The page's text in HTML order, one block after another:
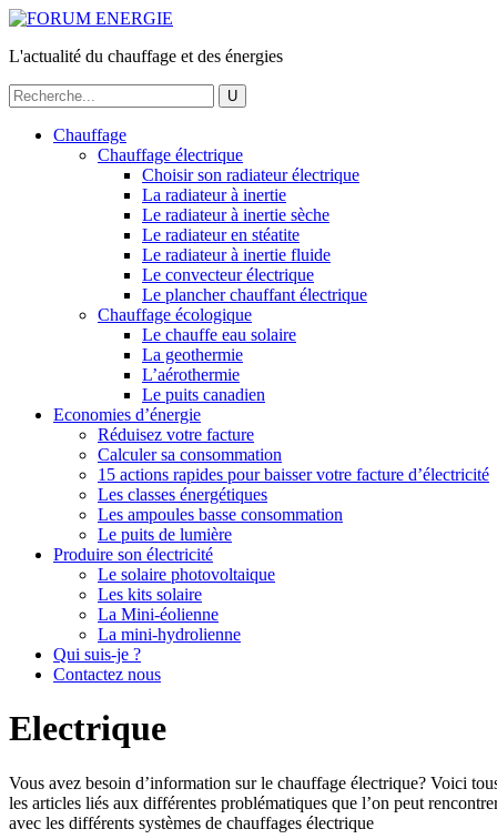
L'actualité du chauffage et des énergies
Chauffage
Chauffage électrique
Choisir son radiateur électrique
La radiateur à inertie
Le radiateur à inertie sèche
Le radiateur en stéatite
Le radiateur à inertie fluide
Le convecteur électrique
Le plancher chauffant électrique
Chauffage écologique
Le chauffe eau solaire
La geothermie
L’aérothermie
Le puits canadien
Economies d’énergie
Réduisez votre facture
Calculer sa consommation
15 actions rapides pour baisser votre facture d’électricité
Les classes énergétiques
Les ampoules basse consommation
Le puits de lumière
Produire son électricité
Le solaire photovoltaique
Les kits solaire
La Mini-éolienne
La mini-hydrolienne
Qui suis-je ?
Contactez nous
Electrique
Vous avez besoin d’information sur le chauffage électrique? Voici
les articles liés aux différentes problématiques que l’on peut
avec les différents systèmes de chauffages électrique